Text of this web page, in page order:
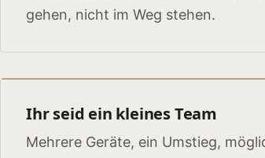
gehen, nicht im Weg stehen.
Ihr seid ein kleines Team
Mehrere Geräte, ein Umstieg,